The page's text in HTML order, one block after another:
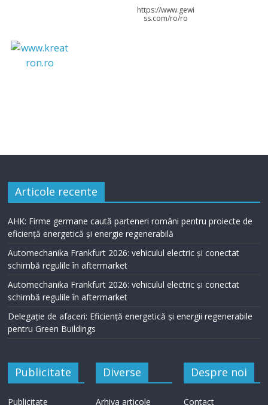
https://www.gewi
ss.com/ro/ro
Articole recente
AHK: Firme germane caută parteneri români pentru proiecte de
eficiență energetică și energie regenerabilă
Automechanika Frankfurt 2026: vehiculul electric și conectat
schimbă regulile în aftermarket
Automechanika Frankfurt 2026: vehiculul electric și conectat
schimbă regulile în aftermarket
Delegație de afaceri: Eficiență energetică și energii regenerabile
pentru Green Buildings
Publicitate
Publicitate
Diverse
Arhiva articole
Despre noi
Contact